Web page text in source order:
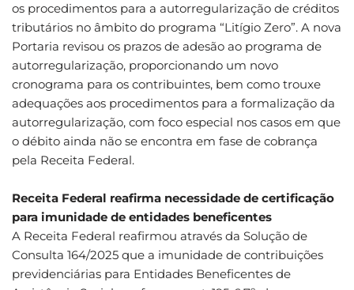
os procedimentos para a autorregularização de créditos
tributários no âmbito do programa “Litígio Zero”. A nova
Portaria revisou os prazos de adesão ao programa de
autorregularização, proporcionando um novo
cronograma para os contribuintes, bem como trouxe
adequações aos procedimentos para a formalização da
autorregularização, com foco especial nos casos em que
o débito ainda não se encontra em fase de cobrança
pela Receita Federal.
Receita Federal reafirma necessidade de certificação
para imunidade de entidades beneficentes
A Receita Federal reafirmou através da Solução de
Consulta 164/2025 que a imunidade de contribuições
previdenciárias para Entidades Beneficentes de